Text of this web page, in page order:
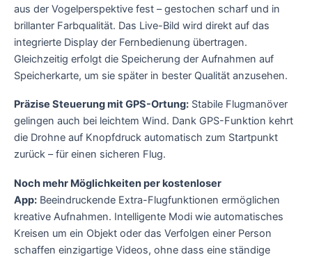
aus der Vogelperspektive fest – gestochen scharf und in
brillanter Farbqualität. Das Live-Bild wird direkt auf das
integrierte Display der Fernbedienung übertragen.
Gleichzeitig erfolgt die Speicherung der Aufnahmen auf
Speicherkarte, um sie später in bester Qualität anzusehen.
Präzise Steuerung mit GPS-Ortung: Stabile Flugmanöver
gelingen auch bei leichtem Wind. Dank GPS-Funktion kehrt
die Drohne auf Knopfdruck automatisch zum Startpunkt
zurück – für einen sicheren Flug.
Noch mehr Möglichkeiten per kostenloser
App: Beeindruckende Extra-Flugfunktionen ermöglichen
kreative Aufnahmen. Intelligente Modi wie automatisches
Kreisen um ein Objekt oder das Verfolgen einer Person
schaffen einzigartige Videos, ohne dass eine ständige